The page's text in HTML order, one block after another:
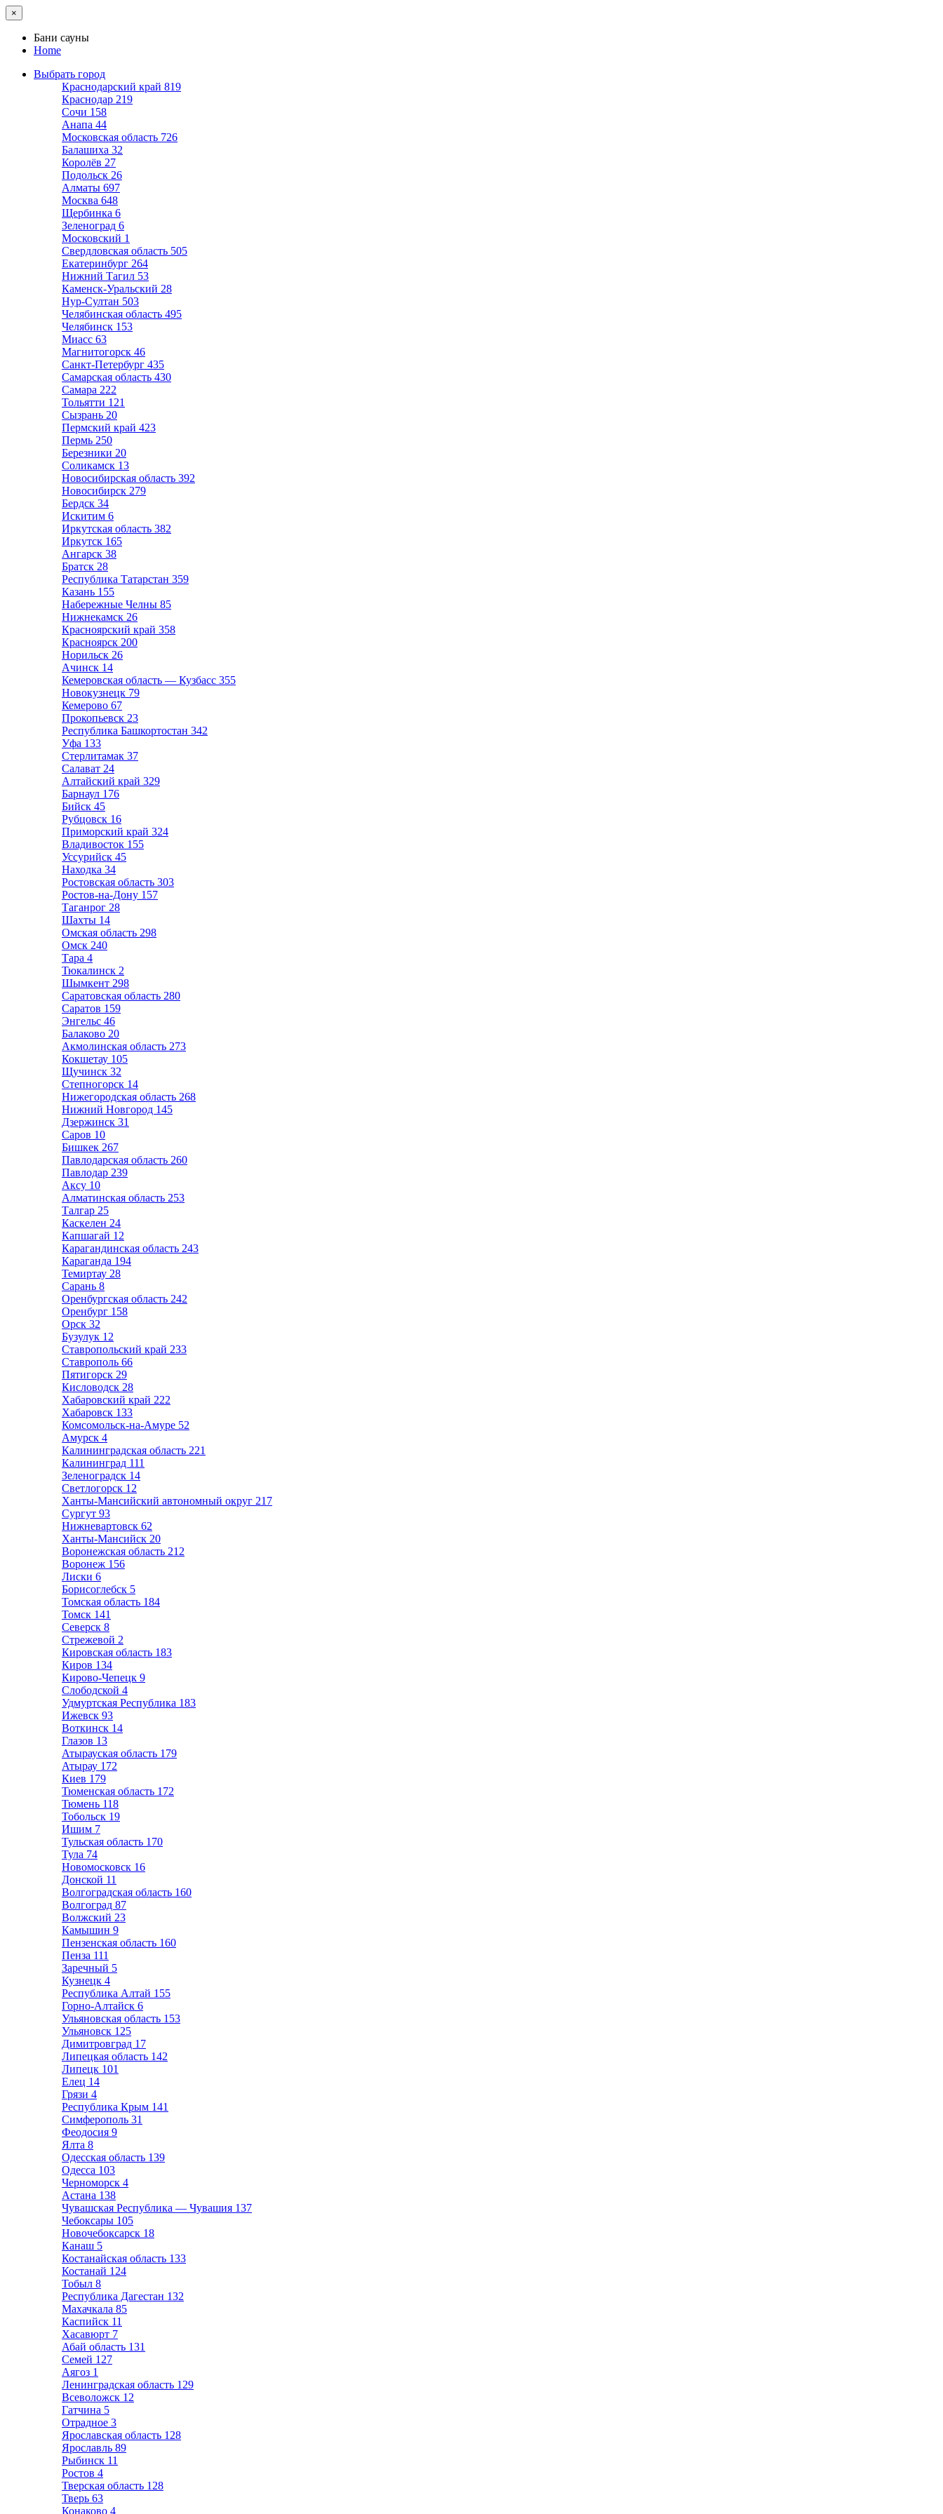
×
Бани сауны
Home
Выбрать город
Краснодарский край 819
Краснодар 219
Сочи 158
Анапа 44
Московская область 726
Балашиха 32
Королёв 27
Подольск 26
Алматы 697
Москва 648
Щербинка 6
Зеленоград 6
Московский 1
Свердловская область 505
Екатеринбург 264
Нижний Тагил 53
Каменск-Уральский 28
Нур-Султан 503
Челябинская область 495
Челябинск 153
Миасс 63
Магнитогорск 46
Санкт-Петербург 435
Самарская область 430
Самара 222
Тольятти 121
Сызрань 20
Пермский край 423
Пермь 250
Березники 20
Соликамск 13
Новосибирская область 392
Новосибирск 279
Бердск 34
Искитим 6
Иркутская область 382
Иркутск 165
Ангарск 38
Братск 28
Республика Татарстан 359
Казань 155
Набережные Челны 85
Нижнекамск 26
Красноярский край 358
Красноярск 200
Норильск 26
Ачинск 14
Кемеровская область — Кузбасс 355
Новокузнецк 79
Кемерово 67
Прокопьевск 23
Республика Башкортостан 342
Уфа 133
Стерлитамак 37
Салават 24
Алтайский край 329
Барнаул 176
Бийск 45
Рубцовск 16
Приморский край 324
Владивосток 155
Уссурийск 45
Находка 34
Ростовская область 303
Ростов-на-Дону 157
Таганрог 28
Шахты 14
Омская область 298
Омск 240
Тара 4
Тюкалинск 2
Шымкент 298
Саратовская область 280
Саратов 159
Энгельс 46
Балаково 20
Акмолинская область 273
Кокшетау 105
Щучинск 32
Степногорск 14
Нижегородская область 268
Нижний Новгород 145
Дзержинск 31
Саров 10
Бишкек 267
Павлодарская область 260
Павлодар 239
Аксу 10
Алматинская область 253
Талгар 25
Каскелен 24
Капшагай 12
Карагандинская область 243
Караганда 194
Темиртау 28
Сарань 8
Оренбургская область 242
Оренбург 158
Орск 32
Бузулук 12
Ставропольский край 233
Ставрополь 66
Пятигорск 29
Кисловодск 28
Хабаровский край 222
Хабаровск 133
Комсомольск-на-Амуре 52
Амурск 4
Калининградская область 221
Калининград 111
Зеленоградск 14
Светлогорск 12
Ханты-Мансийский автономный округ 217
Сургут 93
Нижневартовск 62
Ханты-Мансийск 20
Воронежская область 212
Воронеж 156
Лиски 6
Борисоглебск 5
Томская область 184
Томск 141
Северск 8
Стрежевой 2
Кировская область 183
Киров 134
Кирово-Чепецк 9
Слободской 4
Удмуртская Республика 183
Ижевск 93
Воткинск 14
Глазов 13
Атырауская область 179
Атырау 172
Киев 179
Тюменская область 172
Тюмень 118
Тобольск 19
Ишим 7
Тульская область 170
Тула 74
Новомосковск 16
Донской 11
Волгоградская область 160
Волгоград 87
Волжский 23
Камышин 9
Пензенская область 160
Пенза 111
Заречный 5
Кузнецк 4
Республика Алтай 155
Горно-Алтайск 6
Ульяновская область 153
Ульяновск 125
Димитровград 17
Липецкая область 142
Липецк 101
Елец 14
Грязи 4
Республика Крым 141
Симферополь 31
Феодосия 9
Ялта 8
Одесская область 139
Одесса 103
Черноморск 4
Астана 138
Чувашская Республика — Чувашия 137
Чебоксары 105
Новочебоксарск 18
Канаш 5
Костанайская область 133
Костанай 124
Тобыл 8
Республика Дагестан 132
Махачкала 85
Каспийск 11
Хасавюрт 7
Абай область 131
Семей 127
Аягоз 1
Ленинградская область 129
Всеволожск 12
Гатчина 5
Отрадное 3
Ярославская область 128
Ярославль 89
Рыбинск 11
Ростов 4
Тверская область 128
Тверь 63
Конаково 4